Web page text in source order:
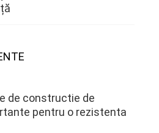
de constructie de
pentru o rezistenta